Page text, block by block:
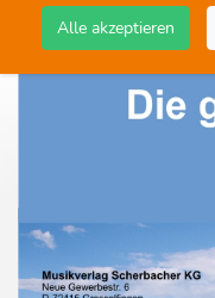
Alle akzeptieren